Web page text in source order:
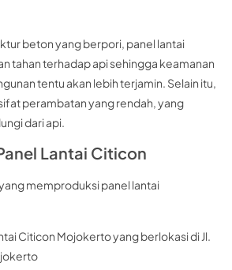
beton yang berpori, panel lantai
tahan terhadap api sehingga keamanan
tentu akan lebih terjamin. Selain itu,
perambatan yang rendah, yang
dari api.
Lantai Citicon
memproduksi panel lantai
Citicon Mojokerto yang berlokasi di Jl.